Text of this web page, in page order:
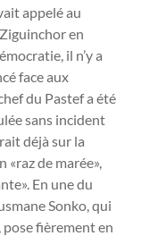
appelé au
en
il n’y a
face aux
du Pastef a été
sans incident
déjà sur la
de marée»,
En une du
Sonko, qui
fièrement en